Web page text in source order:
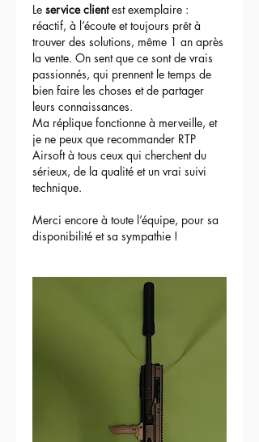
Le service client est exemplaire :
réactif, à l’écoute et toujours prêt à
trouver des solutions, même 1 an après
la vente. On sent que ce sont de vrais
passionnés, qui prennent le temps de
bien faire les choses et de partager
leurs connaissances.
Ma réplique fonctionne à merveille, et
je ne peux que recommander RTP
Airsoft à tous ceux qui cherchent du
sérieux, de la qualité et un vrai suivi
technique.
Merci encore à toute l’équipe, pour sa
disponibilité et sa sympathie !